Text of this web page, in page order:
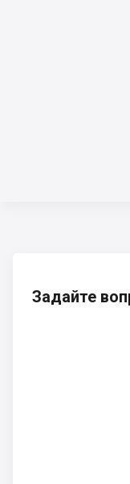
Задайте